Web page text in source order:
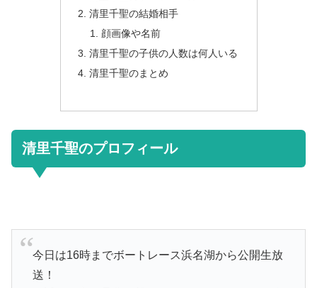
清里千聖の結婚相手
顔画像や名前
清里千聖の子供の人数は何人いる
清里千聖のまとめ
清里千聖のプロフィール
今日は16時までボートレース浜名湖から公開生放
送！